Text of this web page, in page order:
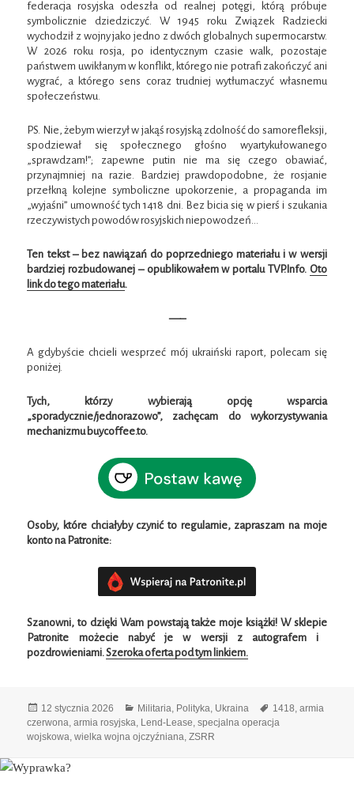
federacja rosyjska odeszła od realnej potęgi, którą próbuje
symbolicznie dziedziczyć. W 1945 roku Związek Radziecki
wychodził z wojny jako jedno z dwóch globalnych supermocarstw.
W 2026 roku rosja, po identycznym czasie walk, pozostaje
państwem uwikłanym w konflikt, którego nie potrafi zakończyć ani
wygrać, a którego sens coraz trudniej wytłumaczyć własnemu
społeczeństwu.
PS. Nie, żebym wierzył w jakąś rosyjską zdolność do samorefleksji,
spodziewał się społecznego głośno wyartykułowanego
„sprawdzam!”; zapewne putin nie ma się czego obawiać,
przynajmniej na razie. Bardziej prawdopodobne, że rosjanie
przełkną kolejne symboliczne upokorzenie, a propaganda im
„wyjaśni” umowność tych 1418 dni. Bez bicia się w pierś i szukania
rzeczywistych powodów rosyjskich niepowodzeń…
Ten tekst – bez nawiązań do poprzedniego materiału i w wersji
bardziej rozbudowanej – opublikowałem w portalu TVP.Info. Oto
link do tego materiału.
—–
A gdybyście chcieli wesprzeć mój ukraiński raport, polecam się
poniżej.
Tych, którzy wybierają opcję wsparcia
„sporadycznie/jednorazowo”, zachęcam do wykorzystywania
mechanizmu buycoffee.to.
Osoby, które chciałyby czynić to regularnie, zapraszam na moje
konto na Patronite:
Szanowni, to dzięki Wam powstają także moje książki! Wsklepie
Patronite możecie nabyć je w wersji z autografem i
pozdrowieniami.Szeroka oferta pod tym linkiem.
Data
publikacji
12 stycznia 2026 Kategorie
Militaria Polityka Ukraina Tagi
1418 ,armia
czerwona ,armia rosyjska Lend-Lease ,specjalna operacja
wojskowa ,wielka wojna ojczyźniana ,ZSRR